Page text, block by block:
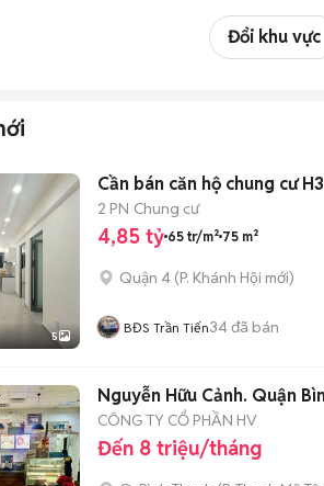
Đổi khu vực
5
Cần bán căn hộ chung cư
2 PN Chung cư
4,85 tỷ 65 tr/m² 75 m²
Quận 4 (P. Khánh Hội mới)
BĐS Trần Tiến34đã bán
Nguyễn Hữu Cảnh. Quận
CÔNG TY CỔ PHẦN HV
Đến 8 triệu/tháng